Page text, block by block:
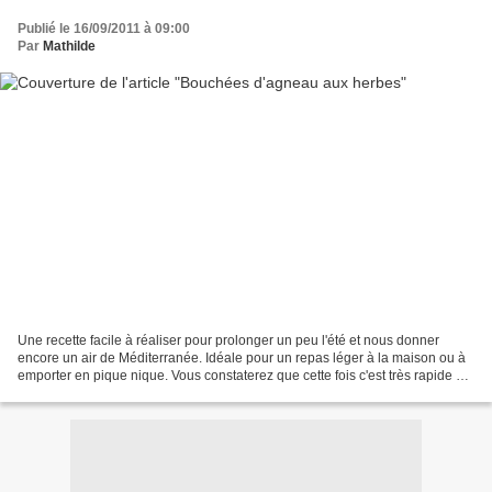
Publié le 16/09/2011 à 09:00
Par Mathilde
Une recette facile à réaliser pour prolonger un peu l'été et nous donner
encore un air de Méditerranée. Idéale pour un repas léger à la maison ou à
emporter en pique nique. Vous constaterez que cette fois c'est très rapide et